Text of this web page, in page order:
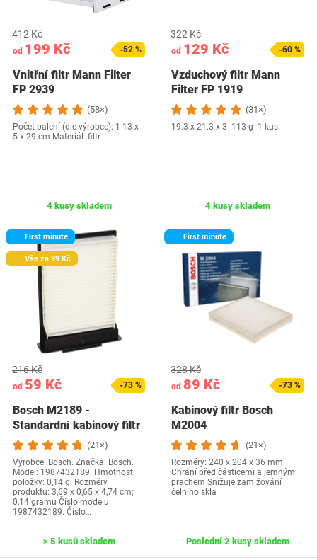
od 199 Kč
412 Kč
-52 %
Vnitřní filtr Mann Filter
FP 2939
(58×)
Počet balení (dle výrobce): 1 13 x
5 x 29 cm Materiál: filtr
4 kusy skladem
od 129 Kč
322 Kč
-60 %
Vzduchový filtr Mann
Filter FP 1919
(31×)
19.3 x 21.3 x 3 113 g 1 kus
4 kusy skladem
First minute
Vše za 99 Kč
od 59 Kč
216 Kč
-73 %
Bosch M2189 -
Standardní kabinový filtr
(21×)
Výrobce: Bosch. Značka: Bosch.
Model: 1987432189. Hmotnost
položky: 0,14 g. Rozměry
produktu: 3,69 x 0,65 x 4,74 cm;
0,14 gramu Číslo modelu:
1987432189. Číslo…
> 5 kusů skladem
First minute
od 89 Kč
328 Kč
-73 %
Kabinový filtr Bosch
M2004
(21×)
Rozměry: 240 x 204 x 36 mm
Chrání před částicemi a jemným
prachem Snižuje zamlžování
čelního skla
Poslední 2 kusy skladem